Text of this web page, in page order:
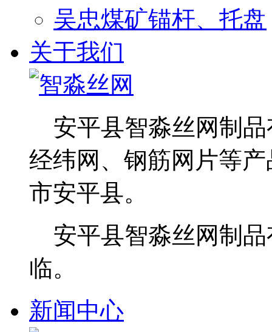
吴忠煤矿锚杆、托盘
关于我们
安平县智淼丝网制品
经纬网、钢筋网片等
市安平县。
安平县智淼丝网制品
临。
新闻中心